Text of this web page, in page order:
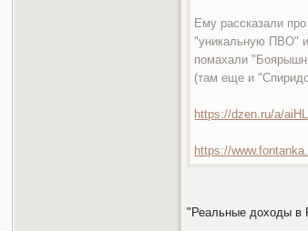
Ему рассказали
"уникальную ПВО"
помахали
(там еще и
https://dzen.ru/a/
https://
"Реальные доходы в